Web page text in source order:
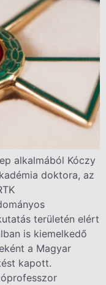
alkalmából Kóczy
doktora, az
területén elért
is kiemelkedő
a Magyar
kapott.